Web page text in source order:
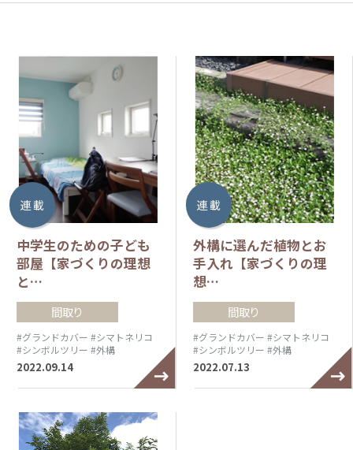
連 載
中学生のための子ども
部屋【家づくりの理想
と…
間取り
#グランドカバー #シマトネリコ
#シンボルツリー #外構
2022.09.14
連 載
外構に選んだ植物とお
手入れ【家づくりの理
想…
間取り
#グランドカバー #シマトネリコ
#シンボルツリー #外構
2022.07.13